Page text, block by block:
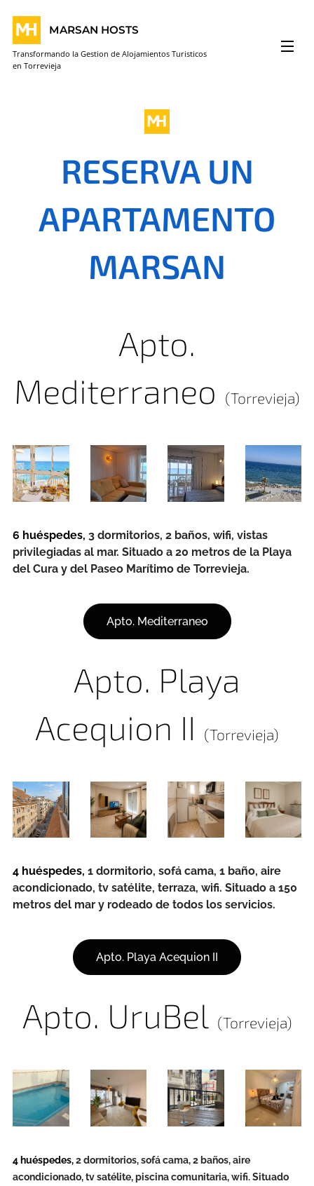
MARSAN HOSTS
Transformando la Gestion de Alojamientos Turisticos
en Torrevieja
RESERVA UN
APARTAMENTO
MARSAN
Apto.
Mediterraneo
(Torrevieja)
6 huéspedes, 3 dormitorios, 2 baños, wifi, vistas
privilegiadas al mar. Situado a 20 metros de la Playa
del Cura y del Paseo Marítimo de Torrevieja.
Apto. Mediterraneo
Apto. Playa
Acequion II
(Torrevieja)
4 huéspedes, 1 dormitorio, sofá cama, 1 baño, aire
acondicionado, tv satélite, terraza, wifi. Situado a 150
metros del mar y rodeado de todos los servicios.
Apto. Playa Acequion II
Apto. UruBel (Torrevieja)
4 huéspedes,2 dormitorios, sofá cama, 2 baños, aire
acondicionado, tv satélite, piscina comunitaria, wifi. Situado